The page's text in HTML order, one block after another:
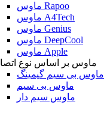
ماوس Rapoo
ماوس A4Tech
ماوس Genius
ماوس DeepCool
ماوس Apple
ماوس بر اساس نوع
ماوس بی سیم گیمینگ
ماوس بی سیم
ماوس سیم دار